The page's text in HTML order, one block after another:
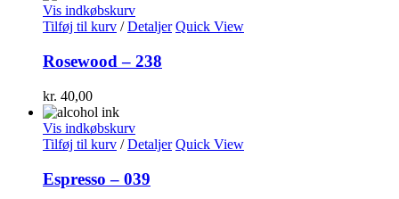
Vis indkøbskurv
Tilføj til kurv / Detaljer Quick View
Rosewood – 238
kr. 40,00
Vis indkøbskurv
Tilføj til kurv / Detaljer Quick View
Espresso – 039